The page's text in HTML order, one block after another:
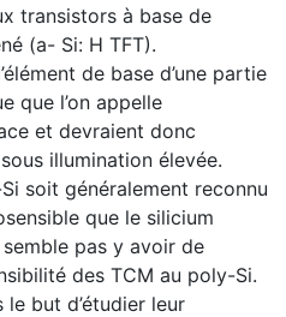
transistors à base de
(a- Si: H TFT).
de base d’une partie
que l’on appelle
et devraient donc
illumination élevée.
soit généralement reconnu
que le silicium
pas y avoir de
des TCM au poly-Si.
but d’étudier leur